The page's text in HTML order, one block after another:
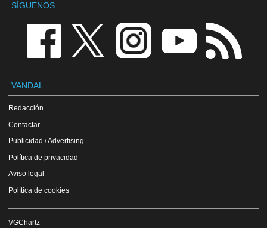
SÍGUENOS
VANDAL
Redacción
Contactar
Publicidad / Advertising
Política de privacidad
Aviso legal
Política de cookies
VGChartz